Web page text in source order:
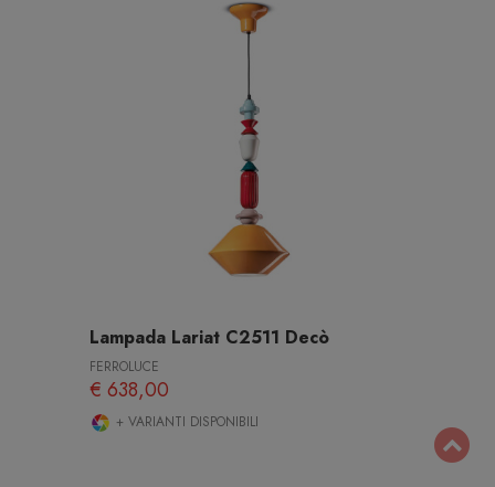
Lampada Lariat C2511 Decò
FERROLUCE
€ 638,00
+ VARIANTI DISPONIBILI